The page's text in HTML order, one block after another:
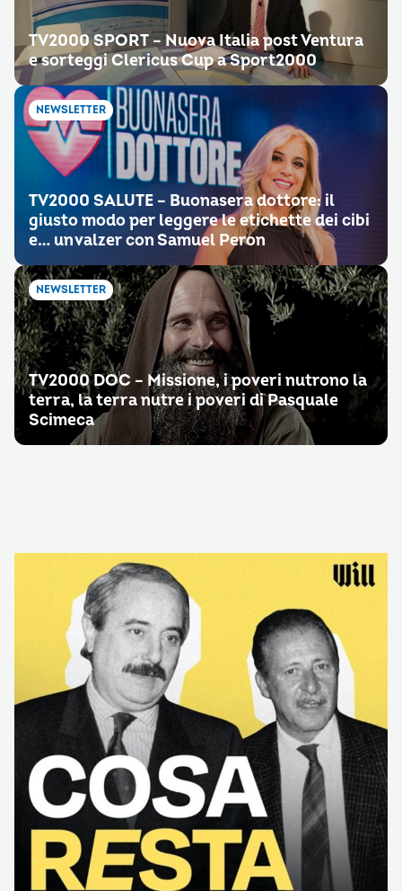
TV2000 SPORT – Nuova Italia post Ventura
e sorteggi Clericus Cup a Sport2000
NEWSLETTER
TV2000 SALUTE – Buonasera dottore: il
giusto modo per leggere le etichette dei cibi
e… un valzer con Samuel Peron
NEWSLETTER
TV2000 DOC – Missione, i poveri nutrono la
terra, la terra nutre i poveri di Pasquale
Scimeca